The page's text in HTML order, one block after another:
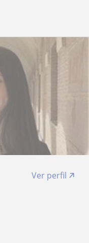
Ver perfil